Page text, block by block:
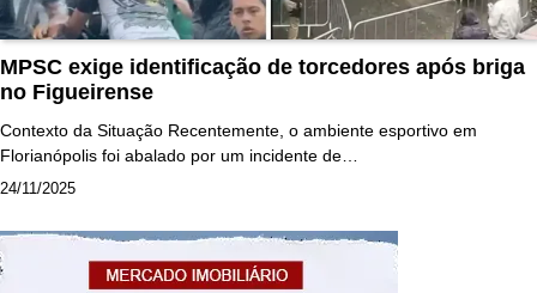
MPSC exige identificação de torcedores após briga
no Figueirense
Contexto da Situação Recentemente, o ambiente esportivo em
Florianópolis foi abalado por um incidente de…
24/11/2025